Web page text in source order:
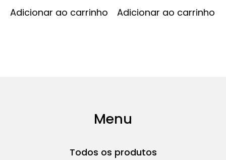
Adicionar ao carrinho Adicionar ao carrinho
Menu
Todos os produtos